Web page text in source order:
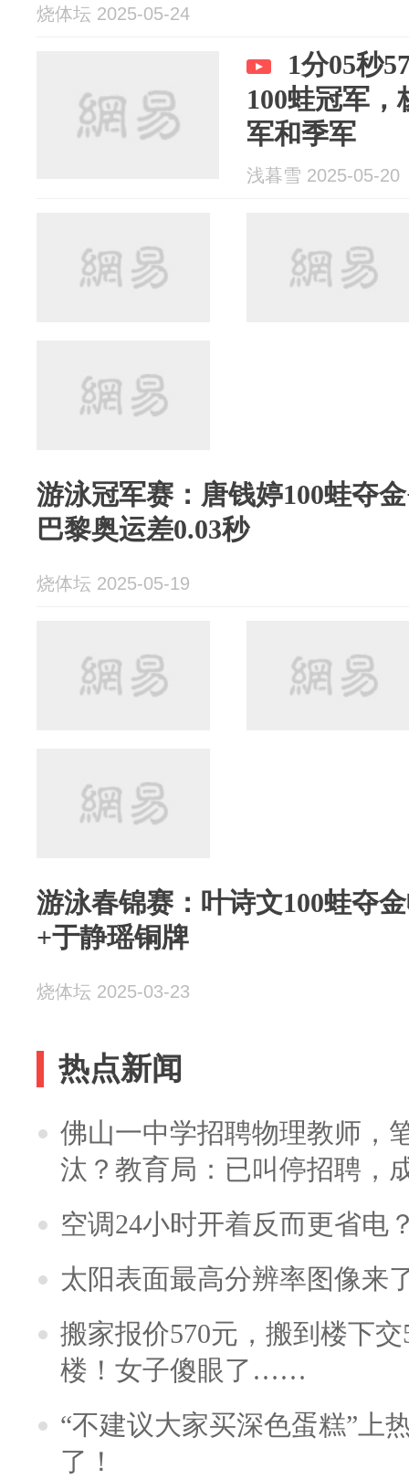
烧体坛 2025-05-24
1分05秒
100蛙冠军
军和季军
浅暮雪 2025-05-20
游泳冠军赛：唐钱婷100蛙夺
巴黎奥运差0.03秒
烧体坛 2025-05-19
游泳春锦赛：叶诗文100蛙夺
+于静瑶铜牌
烧体坛 2025-03-23
热点新闻
佛山一中学招聘物理教师，
汰？教育局：已叫停招聘，
空调24小时开着反而更省电
太阳表面最高分辨率图像来
搬家报价570元，搬到楼下
楼！女子傻眼了……
“不建议大家买深色蛋糕”上
了！